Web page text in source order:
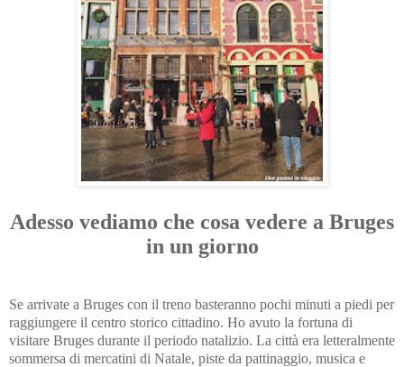
Adesso vediamo che cosa vedere a Bruges
in un giorno
Se arrivate a Bruges con il treno basteranno pochi minuti a piedi per
raggiungere il centro storico cittadino. Ho avuto la fortuna di
visitare Bruges durante il periodo natalizio. La città era letteralmente
sommersa di mercatini di Natale, piste da pattinaggio, musica e